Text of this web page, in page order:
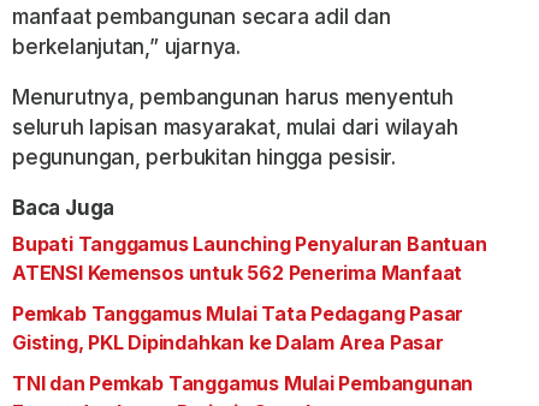
manfaat pembangunan secara adil dan
berkelanjutan,” ujarnya.
Menurutnya, pembangunan harus menyentuh
seluruh lapisan masyarakat, mulai dari wilayah
pegunungan, perbukitan hingga pesisir.
Baca Juga
Bupati Tanggamus Launching Penyaluran Bantuan
ATENSI Kemensos untuk 562 Penerima Manfaat
Pemkab Tanggamus Mulai Tata Pedagang Pasar
Gisting, PKL Dipindahkan ke Dalam Area Pasar
TNI dan Pemkab Tanggamus Mulai Pembangunan